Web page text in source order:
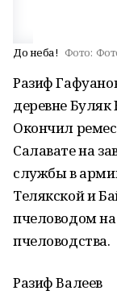
До неба! Фото:
Разиф
деревне
Окончил
Салавате на
службы в
Телякской и
пчеловодом
пчеловодства.
Разиф Валеев